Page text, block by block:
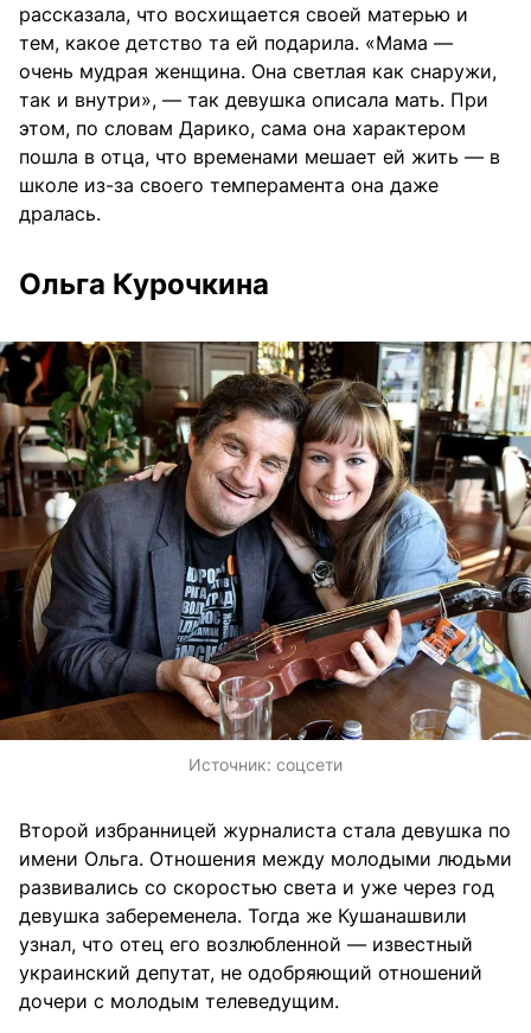
рассказала, что восхищается своей матерью и
тем, какое детство та ей подарила. «Мама —
очень мудрая женщина. Она светлая как снаружи,
так и внутри», — так девушка описала мать. При
этом, по словам Дарико, сама она характером
пошла в отца, что временами мешает ей жить — в
школе из-за своего темперамента она даже
дралась.
Ольга Курочкина
Источник: соцсети
Второй избранницей журналиста стала девушка по
имени Ольга. Отношения между молодыми людьми
развивались со скоростью света и уже через год
девушка забеременела. Тогда же Кушанашвили
узнал, что отец его возлюбленной — известный
украинский депутат, не одобряющий отношений
дочери с молодым телеведущим.